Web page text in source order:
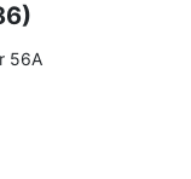
56A